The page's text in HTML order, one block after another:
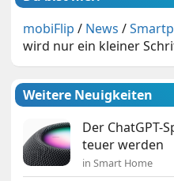
mobiFlip / News /
wird nur ein kleiner
Weitere Neuigkeiten
Der ChatGPT-
teuer werden
in Smart Home